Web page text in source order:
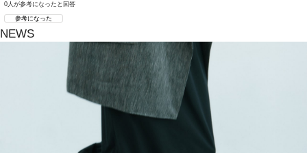
0人が参考になったと回答
参考になった
NEWS